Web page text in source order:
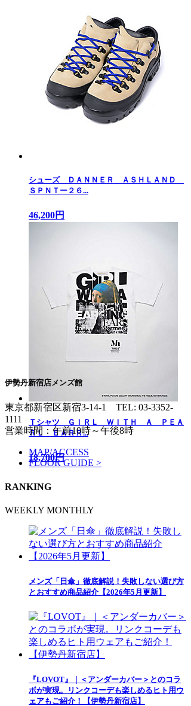
シューズ ＤＡＮＮＥＲ ＡＳＨＬＡＮＤ
ＳＰＮＴー２６...
46,200円
Ｔシャツ ＧＩＲＬ ＷＩＴＨ Ａ ＰＥＡ
ＲＬ ＥＡＲＲ...
18,700円
伊勢丹新宿店メンズ館
東京都新宿区新宿3-14-1 TEL: 03-3352-
1111
営業時間：午前10時～午後8時
MAP/ACCESS
FLOOR GUIDE >
RANKING
WEEKLY MONTHLY
メンズ「日傘」徹底解説！失敗しない選び方
とおすすめ商品紹介【2026年5月更新】
『LOVOT』｜＜アンダーカバー＞とのコラ
ボが実現。リンクコーデも楽しめるヒト用ウ
ェアもご紹介！【伊勢丹新宿店】